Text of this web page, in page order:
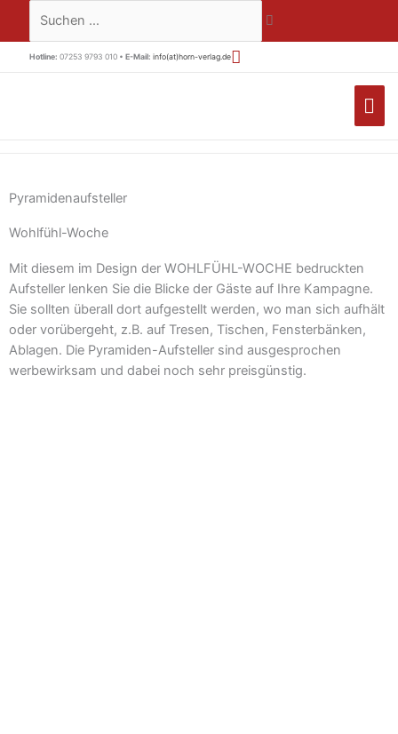
springen
Suchen …
Hotline: 07253 9793 010 • E-Mail: info(at)horn-verlag.de
Pyramidenaufsteller
Wohlfühl-Woche
Mit diesem im Design der WOHLFÜHL-WOCHE bedruckten
Aufsteller lenken Sie die Blicke der Gäste auf Ihre Kampagne.
Sie sollten überall dort aufgestellt werden, wo man sich aufhält
oder vorübergeht, z.B. auf Tresen, Tischen, Fensterbänken,
Ablagen. Die Pyramiden-Aufsteller sind ausgesprochen
werbewirksam und dabei noch sehr preisgünstig.